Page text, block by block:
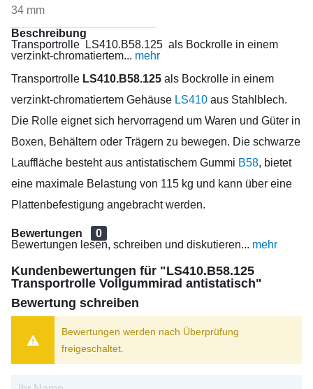
34 mm
Beschreibung
Transportrolle LS410.B58.125 als Bockrolle in einem
verzinkt-chromatiertem... mehr
Transportrolle LS410.B58.125 als Bockrolle in einem
verzinkt-chromatiertem Gehäuse LS410 aus Stahlblech.
Die Rolle eignet sich hervorragend um Waren und Güter in
Boxen, Behältern oder Trägern zu bewegen. Die schwarze
Lauffläche besteht aus antistatischem Gummi B58, bietet
eine maximale Belastung von 115 kg und kann über eine
Plattenbefestigung angebracht werden.
Bewertungen
0
Bewertungen lesen, schreiben und diskutieren... mehr
Kundenbewertungen für "LS410.B58.125
Transportrolle Vollgummirad antistatisch"
Bewertung schreiben
Bewertungen werden nach Überprüfung
freigeschaltet.